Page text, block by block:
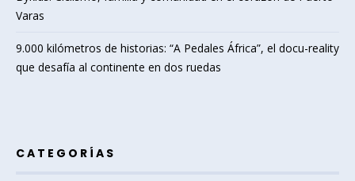
Varas
9.000 kilómetros de historias: “A Pedales África”, el docu-reality
que desafía al continente en dos ruedas
CATEGORÍAS